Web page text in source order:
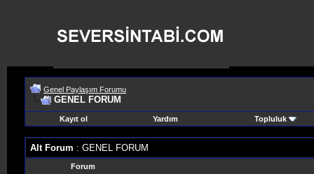
Genel Paylaşım Forumu
GENEL FORUM
Kayıt ol Yardım Topluluk
Alt Forum : GENEL FORUM
Forum